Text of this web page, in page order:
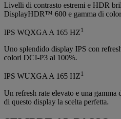
Livelli di contrasto estremi e HDR
DisplayHDR™ 600 e gamma di
IPS WQXGA A 165 HZ1
Uno splendido display IPS con
colori DCI-P3 al 100%.
IPS WUXGA A 165 HZ1
Un refresh rate elevato e una
di questo display la scelta perfetta.